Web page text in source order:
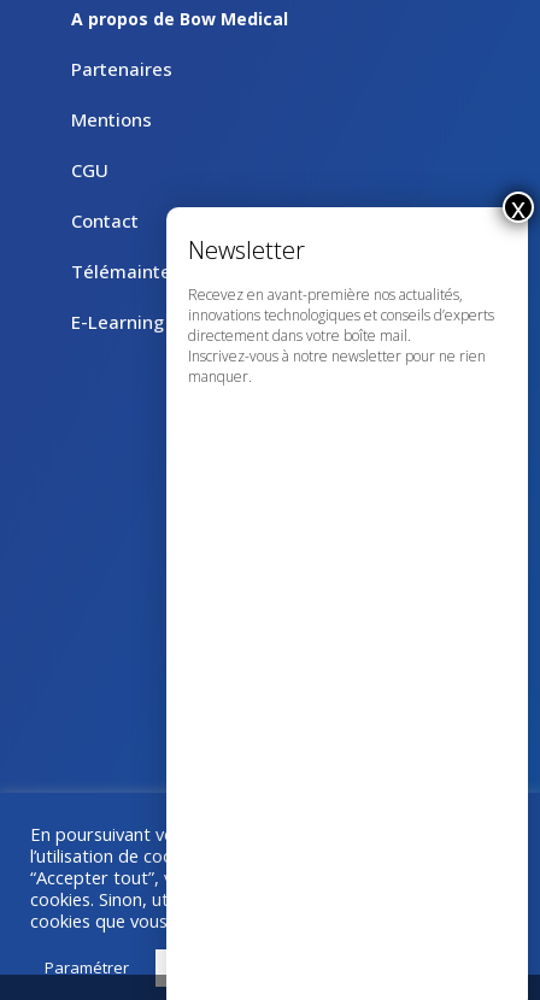
A propos de Bow Medical
Partenaires
Mentions
CGU
Contact
Télémaintenance avec TeamViewer
E-Learning
Une collaboration
En poursuivant votre navigation sur ce site, vous acceptez
l’utilisation de cookies à des fins de statistiques. Si vous
“Accepter tout”, vous êtes d'accord avec l'utilisation de
cookies. Sinon, utilisez "Paramétrer" pour choisir les
cookies que vous acceptez.
Paramétrer
Recevez en avant-première nos actualités,
innovations technologiques et conseils d’experts
directement dans votre boîte mail.
Inscrivez-vous à notre newsletter pour ne rien
manquer.